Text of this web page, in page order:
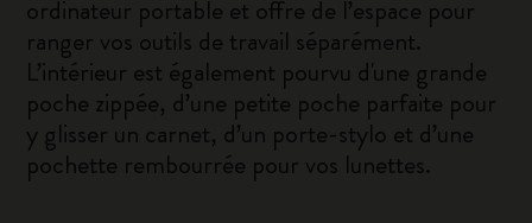
ordinateur portable et offre de l’espace pour
ranger vos outils de travail séparément.
L’intérieur est également pourvu d'une grande
poche zippée, d’une petite poche parfaite pour
y glisser un carnet, d’un porte-stylo et d’une
pochette rembourrée pour vos lunettes.